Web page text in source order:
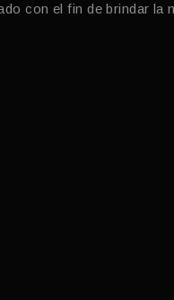
con el fin de brindar